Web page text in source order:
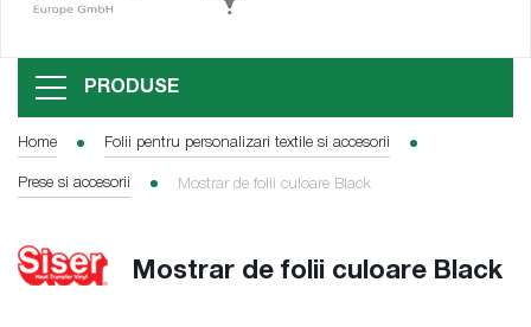
PRODUSE
Home Folii pentru personalizari textile si accesorii
Prese si accesorii Mostrar de folii culoare Black
Mostrar de folii culoare Black